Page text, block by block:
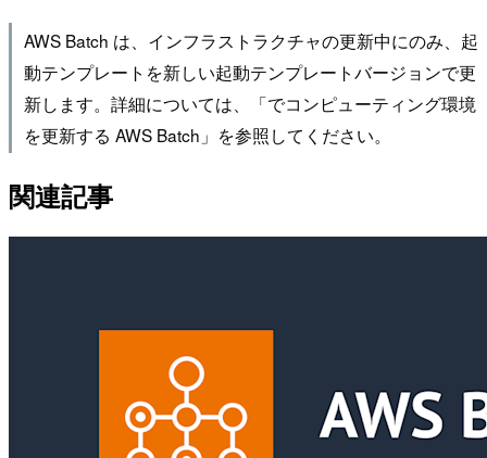
AWS Batch は、インフラストラクチャの更新中にのみ、起
動テンプレートを新しい起動テンプレートバージョンで更
新します。詳細については、「でコンピューティング環境
を更新する AWS Batch」を参照してください。
関連記事